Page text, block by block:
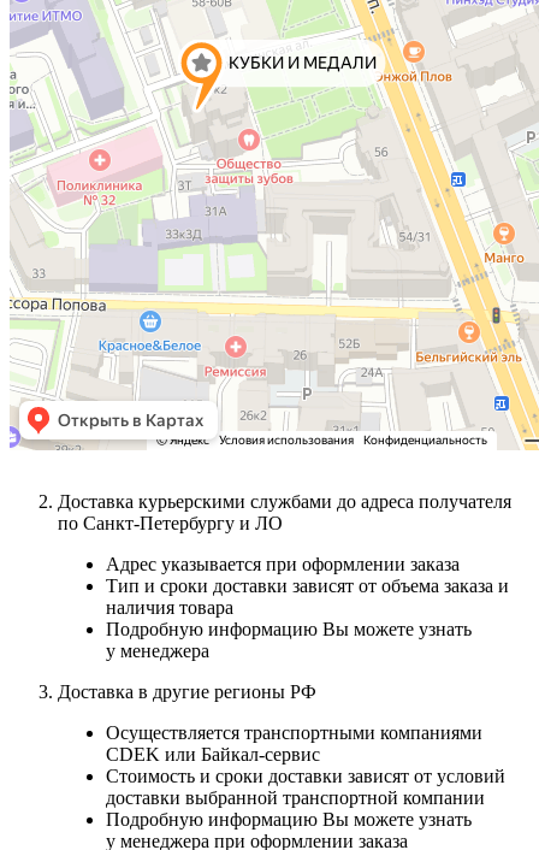
Доставка курьерскими службами до адреса получателя
по Санкт-Петербургу и ЛО
Адрес указывается при оформлении заказа
Тип и сроки доставки зависят от объема заказа и
наличия товара
Подробную информацию Вы можете узнать
у менеджера
Доставка в другие регионы РФ
Осуществляется транспортными компаниями
CDEK или Байкал-сервис
Стоимость и сроки доставки зависят от условий
доставки выбранной транспортной компании
Подробную информацию Вы можете узнать
у менеджера при оформлении заказа